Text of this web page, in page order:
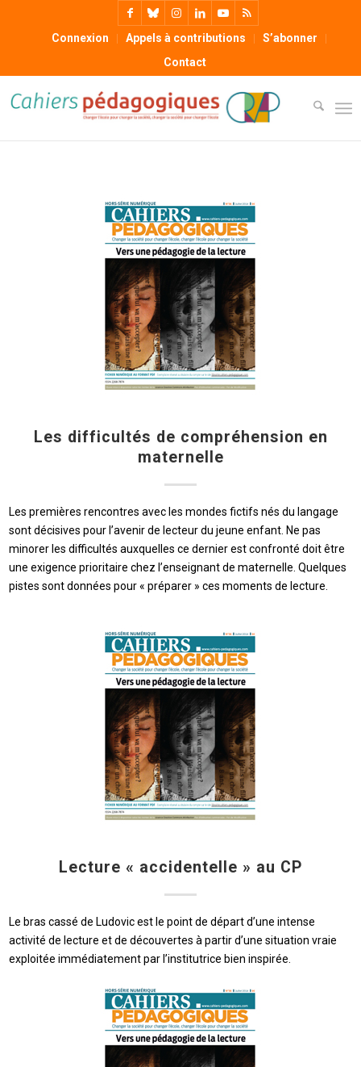
Connexion Appels à contributions
S’abonner
Contact
Les difficultés de compréhension en
maternelle
Les premières rencontres avec les mondes fictifs nés du langage
sont décisives pour l’avenir de lecteur du jeune enfant. Ne pas
minorer les difficultés auxquelles ce dernier est confronté doit être
une exigence prioritaire chez l’enseignant de maternelle. Quelques
pistes sont données pour « préparer » ces moments de lecture.
Lecture « accidentelle » au CP
Le bras cassé de Ludovic est le point de départ d’une intense
activité de lecture et de découvertes à partir d’une situation vraie
exploitée immédiatement par l’institutrice bien inspirée.